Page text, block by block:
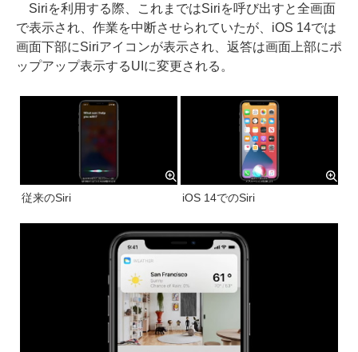
Siriを利用する際、これまではSiriを呼び出すと全画面
で表示され、作業を中断させられていたが、iOS 14では
画面下部にSiriアイコンが表示され、返答は画面上部にポ
ップアップ表示するUIに変更される。
従来のSiri iOS 14でのSiri